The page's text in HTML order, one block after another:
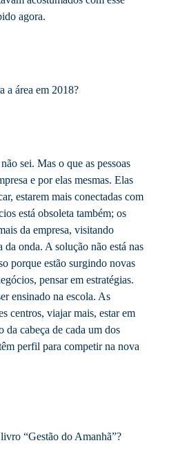
agora.
a área em 2018?
sei. Mas o que as pessoas
e por elas mesmas. Elas
estarem mais conectadas com
está obsoleta também; os
da empresa, visitando
da onda. A solução não está nas
porque estão surgindo novas
pensar em estratégias.
ensinado na escola. As
centros, viajar mais, estar em
da cabeça de cada um dos
perfil para competir na nova
“Gestão do Amanhã”?